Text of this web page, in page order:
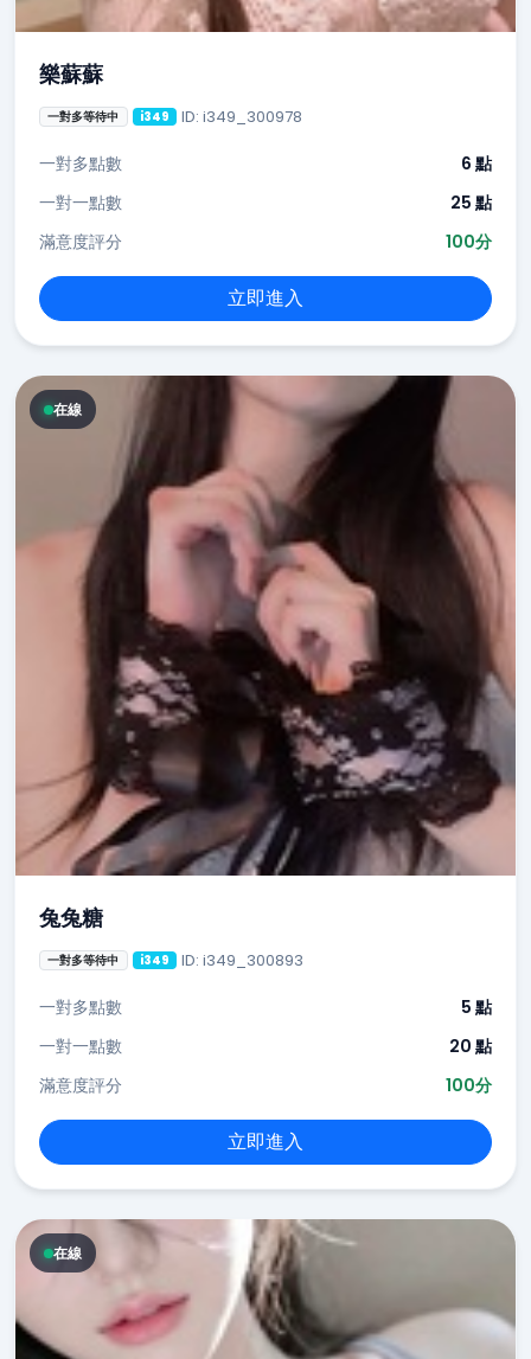
樂蘇蘇
一對多等待中 i349 ID: i349_300978
一對多點數
6 點
一對一點數
25 點
滿意度評分
100分
立即進入
在線
兔兔糖
一對多等待中 i349 ID: i349_300893
一對多點數
5 點
一對一點數
20 點
滿意度評分
100分
立即進入
在線